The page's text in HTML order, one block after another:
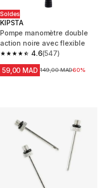
Soldes
KIPSTA
Pompe manomètre double
action noire avec flexible
4.6
4.6 out of 5 stars from 547
(547)
59,00 MAD Prix avant la réduction
149,00 MAD60%